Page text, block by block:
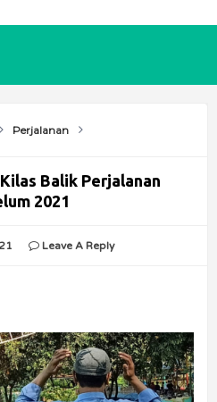
Perjalanan
Balik Perjalanan
2021
Leave A Reply